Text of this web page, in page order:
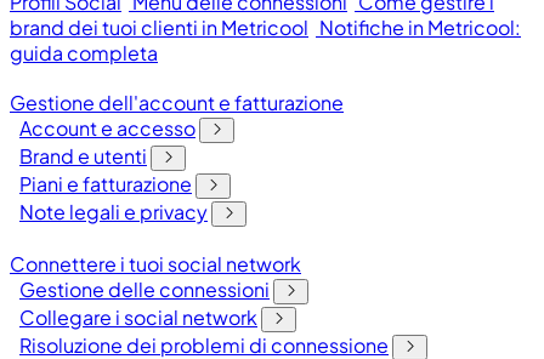
brand dei tuoi clienti in Metricool Notifiche in Metricool:
guida completa
Gestione dell'account e fatturazione
Account e accesso
Brand e utenti
Piani e fatturazione
Note legali e privacy
Connettere i tuoi social network
Gestione delle connessioni
Collegare i social network
Risoluzione dei problemi di connessione